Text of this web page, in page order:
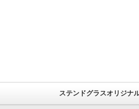
ステンドグラスオリジナ